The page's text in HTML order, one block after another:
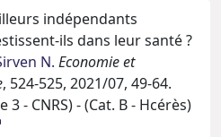
indépendants
dans leur santé ?
N. Economie et
, 524-525, 2021/07, 49-64.
3 - CNRS) - (Cat. B - Hcérès)